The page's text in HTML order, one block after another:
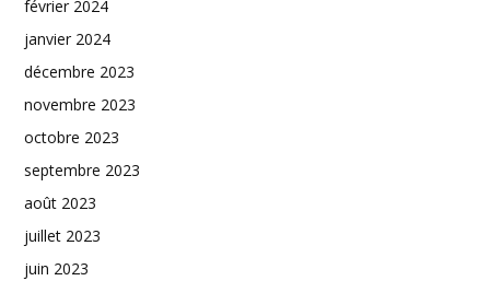
février 2024
janvier 2024
décembre 2023
novembre 2023
octobre 2023
septembre 2023
août 2023
juillet 2023
juin 2023